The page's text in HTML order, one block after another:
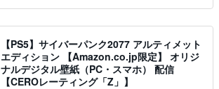
【PS5】サイバーパンク2077 アルティメット
エディション 【Amazon.co.jp限定】 オリジ
ナルデジタル壁紙（PC・スマホ） 配信
【CEROレーティング「Z」】